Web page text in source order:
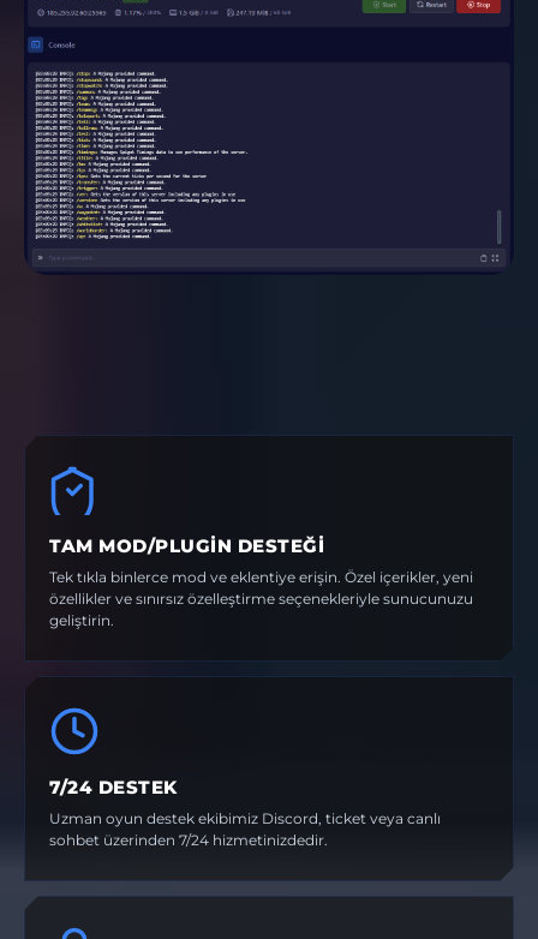
TAM MOD/PLUGIN DESTEĞI
Tek tıkla binlerce mod ve eklentiye erişin. Özel içerikler, yeni
özellikler ve sınırsız özelleştirme seçenekleriyle sunucunuzu
geliştirin.
7/24 DESTEK
Uzman oyun destek ekibimiz Discord, ticket veya canlı
sohbet üzerinden 7/24 hizmetinizdedir.